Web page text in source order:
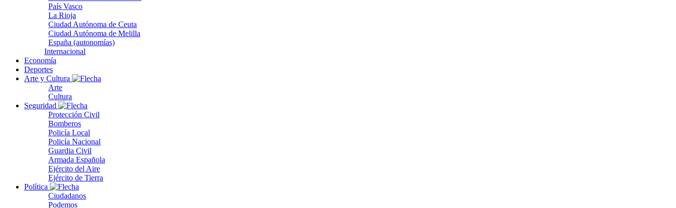
País Vasco
La Rioja
Ciudad Autónoma de Ceuta
Ciudad Autónoma de Melilla
España (autonomías)
Internacional
Economía
Deportes
Arte y Cultura
Arte
Cultura
Seguridad
Protección Civil
Bomberos
Policía Local
Policía Nacional
Guardia Civil
Armada Española
Ejército del Aire
Ejército de Tierra
Política
Ciudadanos
Podemos